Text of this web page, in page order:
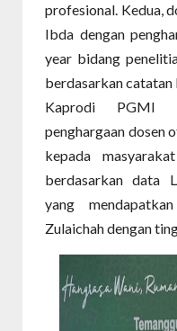
profesional. Kedua,
Ibda dengan
year bidang
berdasarkan catatan
Kaprodi PGMI
penghargaan dosen
kepada
berdasarkan data
yang
Zulaichah dengan